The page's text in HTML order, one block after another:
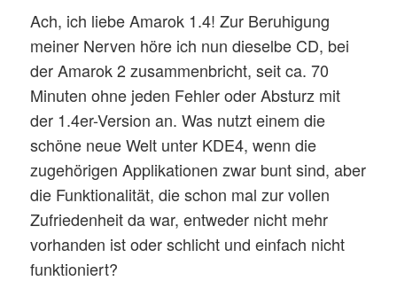
Ach, ich liebe Amarok 1.4! Zur Beruhigung
meiner Nerven höre ich nun dieselbe CD, bei
der Amarok 2 zusammenbricht, seit ca. 70
Minuten ohne jeden Fehler oder Absturz mit
der 1.4er-Version an. Was nutzt einem die
schöne neue Welt unter KDE4, wenn die
zugehörigen Applikationen zwar bunt sind, aber
die Funktionalität, die schon mal zur vollen
Zufriedenheit da war, entweder nicht mehr
vorhanden ist oder schlicht und einfach nicht
funktioniert?